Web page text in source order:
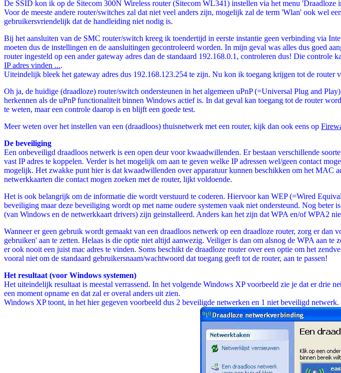
De SSID kon ik op de Sitecom 300N Wireless router (Sitecom WL341) instellen via het menu
Voor de meeste andere router/switches zal dat niet veel anders zijn, mogelijk zal de term 'Wlan' ook wel
gebruikersvriendelijk dat de handleiding niet nodig is.
Bij het aansluiten van de SMC router/switch kreeg ik toendertijd in eerste instantie geen verbinding via
moeten dus de instellingen en de aansluitingen gecontroleerd worden. In mijn geval was alles dus goed
router ingesteld op een ander gateway adres dan de standaard 192.168.0.1, controleren dus! Die
IP adres vinden ....
Uiteindelijk bleek het gateway adres dus 192.168.123.254 te zijn. Nu kon ik toegang krijgen tot de router
Oh ja, de huidige (draadloze) router/switch ondersteunen in het algemeen uPnP (=Universal Plug and
herkennen als de uPnP functionaliteit binnen Windows actief is. In dat geval kan toegang tot de router
te weten, maar een controle daarop is en blijft een goede test.
Meer weten over het instellen van een (draadloos) thuisnetwerk met een router, kijk dan ook eens op
De beveiliging
Een onbeveiligd draadloos netwerk is een open deur voor kwaadwillenden. Er bestaan verschillende
vast IP adres te koppelen. Verder is het mogelijk om aan te geven welke IP adressen wel/geen contact
mogelijk. Het zwakke punt hier is dat kwaadwillenden over apparatuur kunnen beschikken om het MAC
netwerkkaarten die contact mogen zoeken met de router, lijkt voldoende.
Het is ook belangrijk om de informatie die wordt verstuurd te coderen. Hiervoor kan WEP (=Wired
beveiliging maar deze beveiliging wordt op met name oudere systemen vaak niet ondersteund. Nog
(van Windows en de netwerkkaart drivers) zijn geinstalleerd. Anders kan het zijn dat WPA en/of WPA2
Wanneer er geen gebruik wordt gemaakt van een draadloos netwerk op een draadloze router, zorg er
gebruiken' aan te zetten. Helaas is die optie niet altijd aanwezig. Veiliger is dan om alsnog de WPA aan
er ook nooit een juist mac adres te vinden. Soms beschikt de draadloze router over een optie om het
vooral niet om de standaard gebruikersnaam/wachtwoord dat toegang geeft tot de router, aan te passen!
Het resultaat (voor Windows systemen)
Het uiteindelijk resultaat is meestal verrassend. In het volgende Windows XP voorbeeld zie je dat er
een moment opname en dat zal er overal anders uit zien.
Windows XP toont, in het hier gegeven voorbeeld dus 2 beveiligde netwerken en 1 niet beveiligd